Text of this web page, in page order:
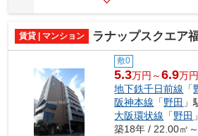
賃貸 | マンション ラナップスクエア
敷0
5.3万円～6.9万円
地下鉄千日前線 「
阪神本線 「野田 」
大阪環状線 「野田
築18年 / 22.00㎡